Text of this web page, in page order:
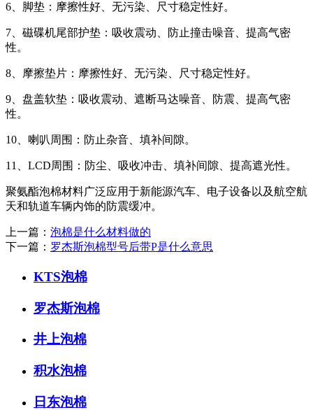
6、脚垫：摩擦性好、无污染、尺寸稳定性好。
7、磁碟机尾部护垫：吸收震动、防止撞击噪音、提高气密
性。
8、摩擦垫片：摩擦性好、无污染、尺寸稳定性好。
9、盘盖软垫：吸收震动、遮断马达噪音、防震、提高气密
性。
10、喇叭周围：防止杂音、填补间隙。
11、LCD周围：防尘、吸收冲击、填补间隙、提高遮光性。
聚氨酯泡棉材料广泛应用于新能源汽车、电子设备以及航空航
天和轨道车辆内饰的防震缓冲。
上一篇： 泡棉是什么材料做的
下一篇： 罗杰斯泡棉型号后带P是什么意思
KTS泡棉
罗杰斯泡棉
井上泡棉
积水泡棉
日东泡棉